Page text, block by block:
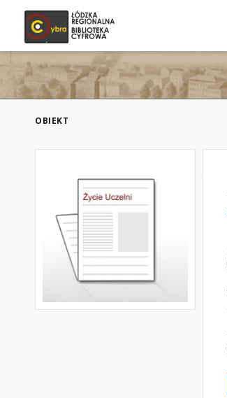
OBIEKT